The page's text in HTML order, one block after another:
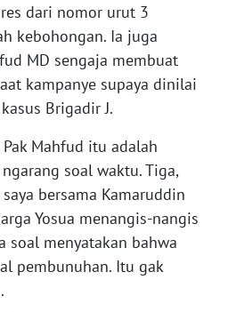
dari nomor urut 3
kebohongan. Ia juga
MD sengaja membuat
kampanye supaya dinilai
Brigadir J.
Mahfud itu adalah
soal waktu. Tiga,
bersama Kamaruddin
Yosua menangis-nangis
soal menyatakan bahwa
pembunuhan. Itu gak